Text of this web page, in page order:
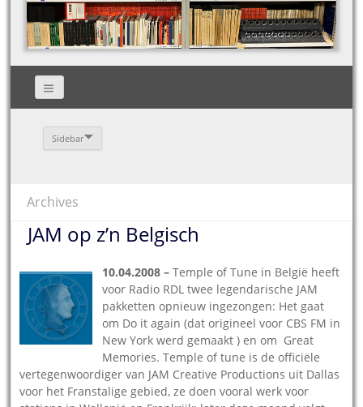
Sidebar
Archives
JAM op z’n Belgisch
10.04.2008 – Temple of Tune in België heeft
voor Radio RDL twee legendarische JAM
pakketten opnieuw ingezongen: Het gaat
om Do it again (dat origineel voor CBS FM in
New York werd gemaakt ) en om Great
Memories. Temple of tune is de officiële
vertegenwoordiger van JAM Creative Productions uit Dallas
voor het Franstalige gebied, ze doen vooral werk voor